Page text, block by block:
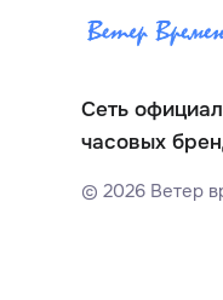
Сеть
часовых
©2026 Ветер